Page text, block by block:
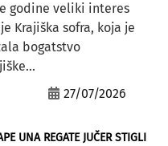
godine veliki interes
Krajiška sofra, koja je
bogatstvo
27/07/2026
UNA REGATE JUČER STIGLI